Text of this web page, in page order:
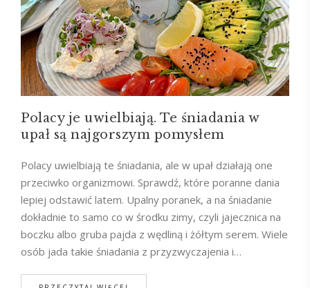
Polacy je uwielbiają. Te śniadania w
upał są najgorszym pomysłem
Polacy uwielbiają te śniadania, ale w upał działają one
przeciwko organizmowi. Sprawdź, które poranne dania
lepiej odstawić latem. Upalny poranek, a na śniadanie
dokładnie to samo co w środku zimy, czyli jajecznica na
boczku albo gruba pajda z wędliną i żółtym serem. Wiele
osób jada takie śniadania z przyzwyczajenia i…